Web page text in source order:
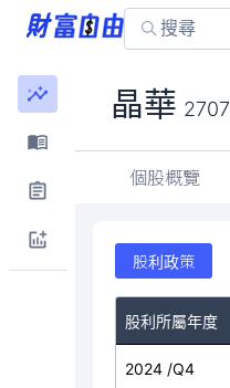
晶華 2707
個股概覽
股利政策
股利所屬年度
2024 /Q4